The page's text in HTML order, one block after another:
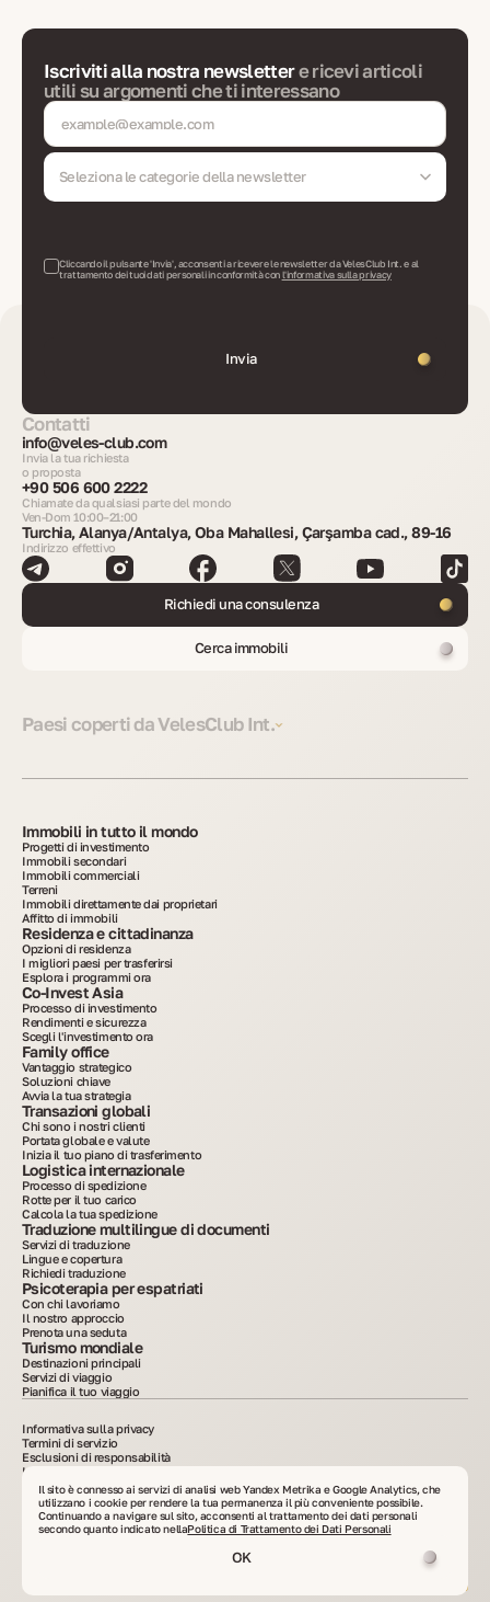
Iscriviti alla nostra newslettere ricevi articoli
utili su argomenti che ti interessano
Seleziona le categorie della newsletter
Cliccando il pulsante 'Invia', acconsenti a ricevere le newsletter da VelesClub Int. e al
trattamento dei tuoi dati personali in conformità conl'informativa sulla privacy
Invia
Contatti
info@veles-club.com
Invia la tua richiesta
o proposta
+90 506 600 2222
Chiamate da qualsiasi parte del mondo
Ven-Dom 10:00–21:00
Turchia, Alanya/Antalya, Oba Mahallesi, Çarşamba cad., 89-16
Indirizzo effettivo
Richiedi una consulenza
Cerca immobili
Paesi coperti da VelesClub Int.
Immobili in tutto il mondo
Progetti di investimento
Immobili secondari
Immobili commerciali
Terreni
Immobili direttamente dai proprietari
Affitto di immobili
Residenza e cittadinanza
Opzioni di residenza
I migliori paesi per trasferirsi
Esplora i programmi ora
Co-Invest Asia
Processo di investimento
Rendimenti e sicurezza
Scegli l'investimento ora
Family office
Vantaggio strategico
Soluzioni chiave
Avvia la tua strategia
Transazioni globali
Chi sono i nostri clienti
Portata globale e valute
Inizia il tuo piano di trasferimento
Logistica internazionale
Processo di spedizione
Rotte per il tuo carico
Calcola la tua spedizione
Traduzione multilingue di documenti
Servizi di traduzione
Lingue e copertura
Richiedi traduzione
Psicoterapia per espatriati
Con chi lavoriamo
Il nostro approccio
Prenota una seduta
Turismo mondiale
Destinazioni principali
Servizi di viaggio
Pianifica il tuo viaggio
2015–2025. Tutte le informazioni pubblicate sul sito hanno scopo puramente
informativo e non costituiscono pubblicità né offerta al pubblico. È vietata la copia dei
materiali senza consenso scritto. VelesClub Int.
Informativa sulla privacy
Termini di servizio
Esclusioni di responsabilità
Informativa sui cookie
Il sito è connesso ai servizi di analisi web Yandex Metrika e Google Analytics, che
utilizzano i cookie per rendere la tua permanenza il più conveniente possibile.
Continuando a navigare sul sito, acconsenti al trattamento dei dati personali
secondo quanto indicato nellaPolitica di Trattamento dei Dati Personali
OK